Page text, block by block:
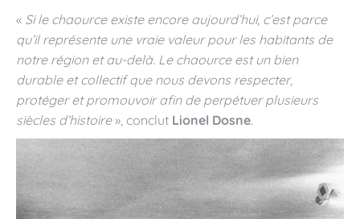
« Si le chaource existe encore aujourd’hui, c’est parce
qu’il représente une vraie valeur pour les habitants de
notre région et au-delà. Le chaource est un bien
durable et collectif que nous devons respecter,
protéger et promouvoir afin de perpétuer plusieurs
siècles d’histoire», conclut Lionel Dosne.